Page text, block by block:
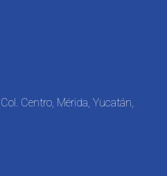
Centro, Mérida, Yucatán,